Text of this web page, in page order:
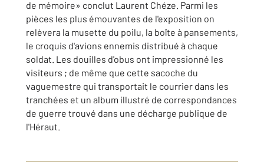
de mémoire» conclut Laurent Chéze. Parmi les
pièces les plus émouvantes de l'exposition on
relèvera la musette du poilu, la boîte à pansements,
le croquis d'avions ennemis distribué à chaque
soldat. Les douilles d'obus ont impressionné les
visiteurs ; de même que cette sacoche du
vaguemestre qui transportait le courrier dans les
tranchées et un album illustré de correspondances
de guerre trouvé dans une décharge publique de
l'Héraut.